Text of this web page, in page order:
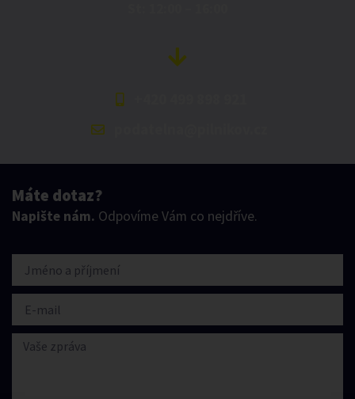
Máte dotaz?
Napište nám. Odpovíme Vám co nejdříve.